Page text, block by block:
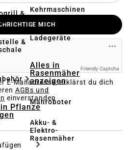
&
&
Pflanze
Kehrmaschinen
Ladegeräte
Alles in
Rasenmäher
anzeigen
Mähroboter
Akku- &
Elektro-
Rasenmäher
MICH
Friendly Captcha
E-Mailadresse, erklärst du dich
AGBs und
einverstanden